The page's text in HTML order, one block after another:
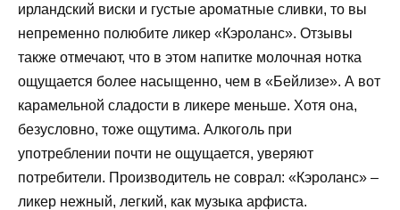
ирландский виски и густые ароматные сливки, то вы
непременно полюбите ликер «Кэроланс». Отзывы
также отмечают, что в этом напитке молочная нотка
ощущается более насыщенно, чем в «Бейлизе». А вот
карамельной сладости в ликере меньше. Хотя она,
безусловно, тоже ощутима. Алкоголь при
употреблении почти не ощущается, уверяют
потребители. Производитель не соврал: «Кэроланс» –
ликер нежный, легкий, как музыка арфиста.